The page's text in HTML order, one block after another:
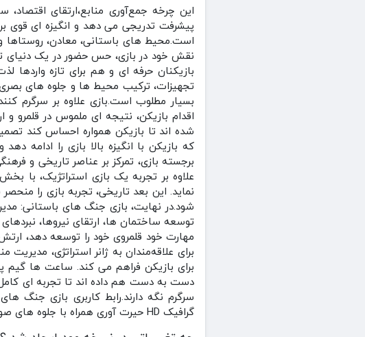
این چرخه جمع‌آوری منابع،ارتقای
پیشرفت تدریجی می‌ دهد و انگیزه‌ ای قوی
است.محیط‌ های باستانی، معادن،
نقش خود در بازی، حس حضور در یک دنیای
بازیکنان حرفه‌ ای و هم برای تازه‌
تجهیزات، ترکیب محیط‌ ها و جلوه‌ های
بسیار مطلوب است.بازی علاوه بر سرگرم‌
اقدام بازیکن، نتیجه‌ ای ملموس در
شده‌ اند تا بازیکن همواره احساس کند
که بازیکن با انگیزه بالا بازی را
برجسته بازی، تمرکز بر عناصر تاریخی و
علاوه بر تجربه یک بازی استراتژیک، با
نماید. این بعد تاریخی، تجربه بازی را
شود.در نهایت، بازی جنگ های باستانی:
توسعه ساختمان‌ ها، ارتقای نیروها،
مهارت خود قلمروی خود را توسعه دهد،
برای علاقه‌مندان به ژانر استراتژی،
برای بازیکن فراهم می‌ کند. ساعت‌ ها گیم‌
دست به دست هم داده‌ اند تا تجربه‌ ای
سرگرم نگه دارند.رابط کاربری بازی جنگ
گرافیک HD حیرت آوری همراه با جلوه های صوتی جذاب و زیبایی و گیم پلی اعتیادآور و سرگرم کننده ای طراحی شد .